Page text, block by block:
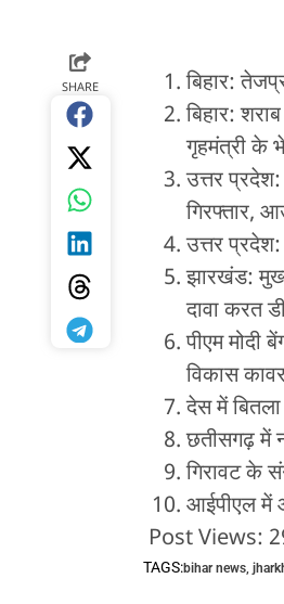
SHARE
बिहार:
बिहार:
गृहमंत्री के
उत्तर
गिरफ्तार,
उत्तर प्रदेश:
झारखंड:
दावा करत
पीएम
विकास
देस में
छतीसगढ़ में
गिरावट के
आईपीएल
Post Views:
TAGS:bihar news,